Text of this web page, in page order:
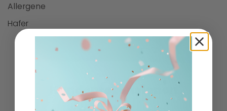
Allergene
Hafer
Kundenrezensionen